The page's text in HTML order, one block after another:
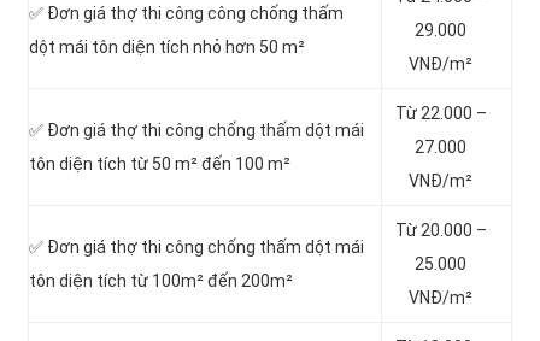
✅ Đơn giá thợ thi công công chống thấm
dột mái tôn diện tích nhỏ hơn 50 m²
29.000
VNĐ/m²
✅ Đơn giá thợ thi công chống thấm dột mái
tôn diện tích từ 50 m² đến 100 m²
Từ 22.000 –
27.000
VNĐ/m²
✅ Đơn giá thợ thi công chống thấm dột mái
tôn diện tích từ 100m² đến 200m²
Từ 20.000 –
25.000
VNĐ/m²